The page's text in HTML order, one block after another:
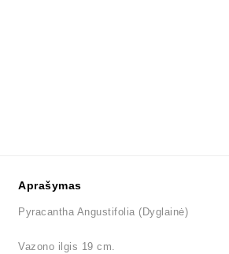
Aprašymas
Pyracantha Angustifolia (Dyglainė)
Vazono ilgis 19 cm.